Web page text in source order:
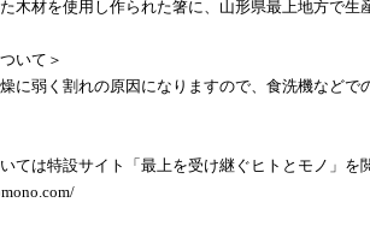
木材を使用し作られた箸に、山形県最上地方で
いて＞
に弱く割れの原因になりますので、食洗機など
ては特設サイト「最上を受け継ぐヒトとモノ」を